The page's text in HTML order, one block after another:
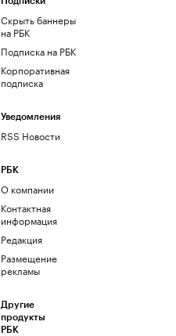
Скрыть баннеры
на РБК
Подписка на РБК
Корпоративная
подписка
Уведомления
RSS Новости
РБК
О компании
Контактная
информация
Редакция
Размещение
рекламы
Другие
продукты
РБК